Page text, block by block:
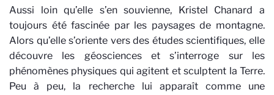
Aussi loin qu’elle s’en souvienne, Kristel Chanard a
toujours été fascinée par les paysages de montagne.
Alors qu’elle s’oriente vers des études scientifiques, elle
découvre les géosciences et s’interroge sur les
phénomènes physiques qui agitent et sculptent la Terre.
Peu à peu, la recherche lui apparaît comme une